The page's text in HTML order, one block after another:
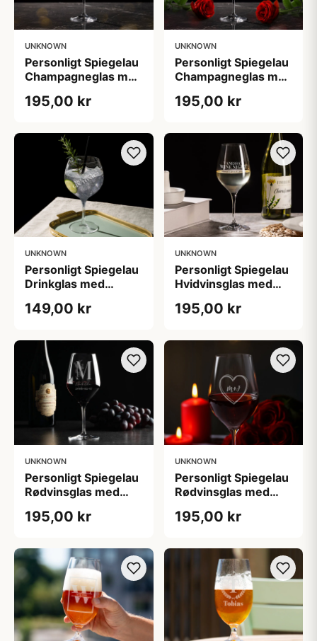
UNKNOWN
Personligt Spiegelau
Champagneglas med
Tekst
195,00 kr
UNKNOWN
Personligt Spiegelau
Champagneglas med
195,00 kr
UNKNOWN
Personligt Spiegelau
Drinkglas med
Tekst
149,00 kr
UNKNOWN
Personligt Spiegelau
Hvidvinsglas med
Tekst
195,00 kr
UNKNOWN
Personligt Spiegelau
Rødvinsglas med
Navn & Dato
195,00 kr
UNKNOWN
Personligt Spiegelau
Rødvinsglas med
195,00 kr